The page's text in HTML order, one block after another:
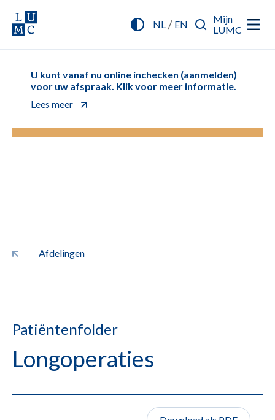
NL/ EN
Mijn
LUMC
U kunt vanaf nu online inchecken (aanmelden)
voor uw afspraak. Klik voor meer informatie.
Lees meer
Afdelingen
Patiëntenfolder
Longoperaties